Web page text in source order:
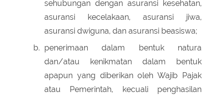
sehubungan dengan asuransi kesehatan,
asuransi kecelakaan, asuransi jiwa,
asuransi dwiguna, dan asuransi beasiswa;
b. penerimaan dalam bentuk natura
dan/atau kenikmatan dalam bentuk
apapun yang diberikan oleh Wajib Pajak
atau Pemerintah, kecuali penghasilan